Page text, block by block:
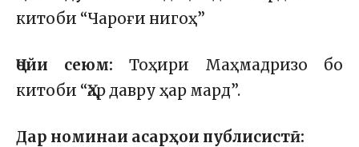
китоби “Чароғи нигоҳ”
Ҷойи сеюм: Тоҳири Маҳмадризо бо
китоби “Ҳар давру ҳар мард”.
Дар номинаи асарҳои публисистӣ: